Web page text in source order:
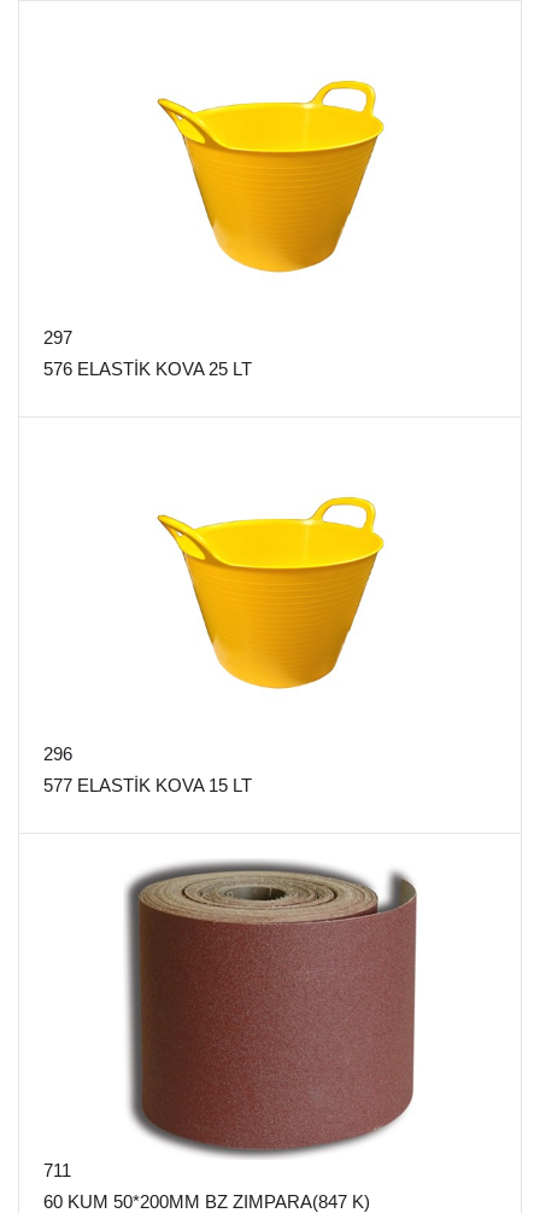
297
576 ELASTİK KOVA 25 LT
296
577 ELASTİK KOVA 15 LT
711
60 KUM 50*200MM BZ ZIMPARA(847 K)